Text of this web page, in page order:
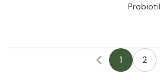
1 2